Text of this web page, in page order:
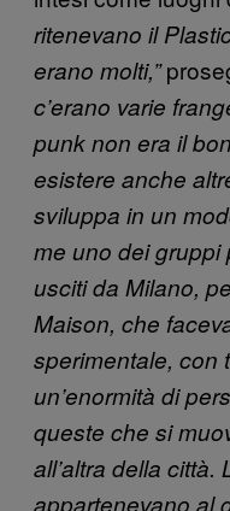
ritenevano il
erano molti,”
c’erano varie
punk non era il
esistere anche
sviluppa in un
me uno dei gruppi
usciti da Milano,
Maison, che
sperimentale, con
un’enormità di
queste che si
all’altra della
appartenevano al